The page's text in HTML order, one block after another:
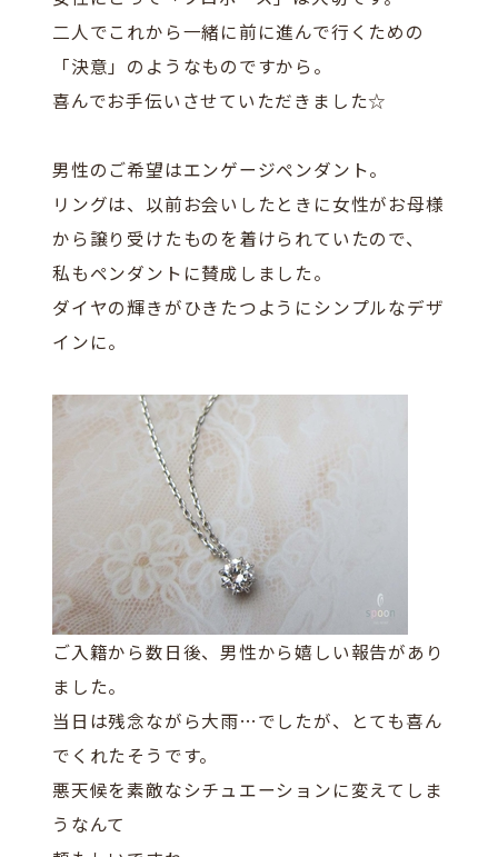
二人でこれから一緒に前に進んで行くための
「決意」のようなものですから。
喜んでお手伝いさせていただきました☆
男性のご希望はエンゲージペンダント。
リングは、以前お会いしたときに女性がお母様
から譲り受けたものを着けられていたので、
私もペンダントに賛成しました。
ダイヤの輝きがひきたつようにシンプルなデザ
インに。
ご入籍から数日後、男性から嬉しい報告があり
ました。
当日は残念ながら大雨…でしたが、とても喜ん
でくれたそうです。
悪天候を素敵なシチュエーションに変えてしま
うなんて